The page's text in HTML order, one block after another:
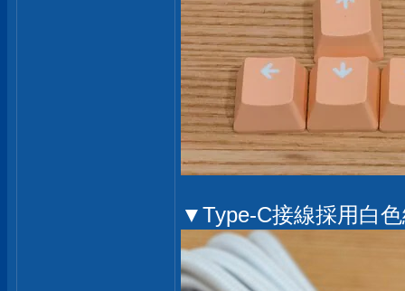
▼Type-C接線採用白